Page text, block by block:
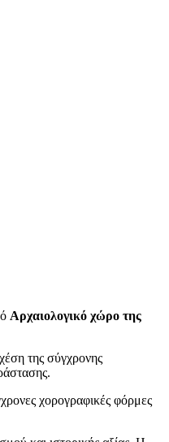
Αρχαιολογικό χώρο της
της σύγχρονης
χορογραφικές φόρμες